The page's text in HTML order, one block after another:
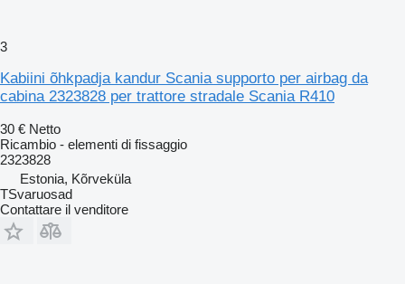
3
Kabiini õhkpadja kandur Scania supporto per airbag da
cabina 2323828 per trattore stradale Scania R410
30 € Netto
Ricambio - elementi di fissaggio
2323828
Estonia, Kõrveküla
TSvaruosad
Contattare il venditore